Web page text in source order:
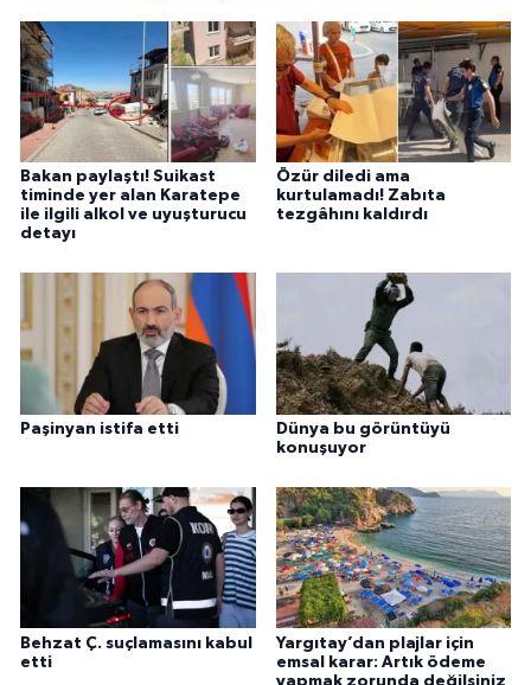
Bakan paylaştı! Suikast
timinde yer alan Karatepe
ile ilgili alkol ve uyuşturucu
detayı
Özür diledi ama
kurtulamadı! Zabıta
tezgâhını kaldırdı
Paşinyan istifa etti
Dünya bu görüntüyü
konuşuyor
Behzat Ç. suçlamasını kabul
etti
Yargıtay’dan plajlar için
emsal karar: Artık ödeme
yapmak zorunda değilsiniz